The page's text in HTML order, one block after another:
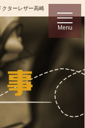
クターレザー高崎
t
o
g
g
a
i
o
Menu